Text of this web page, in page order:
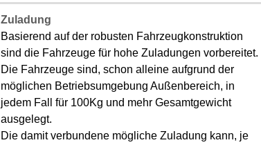
Zuladung
Basierend auf der robusten Fahrzeugkonstruktion
sind die Fahrzeuge für hohe Zuladungen vorbereitet.
Die Fahrzeuge sind, schon alleine aufgrund der
möglichen Betriebsumgebung Außenbereich, in
jedem Fall für 100Kg und mehr Gesamtgewicht
ausgelegt.
Die damit verbundene mögliche Zuladung kann, je